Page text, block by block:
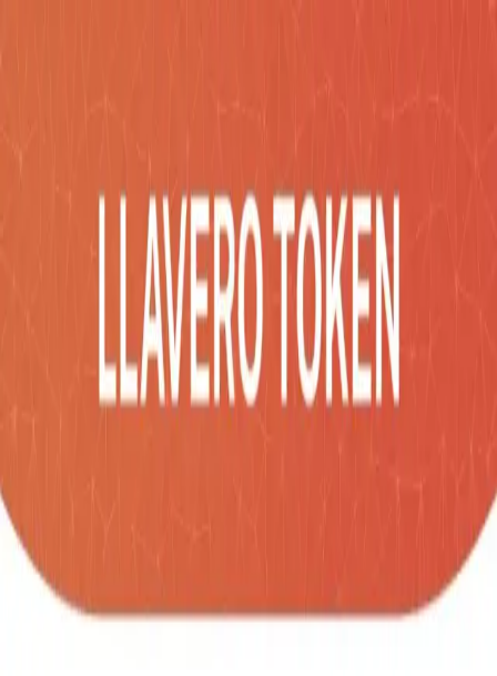
CatálogoDesarrollosBlogEmpresaContacto
COTIZA AHORA
/Llaveros
LLAVERO TOKEN
Llaveros
Práctico y con un toque natural, este llavero
combina un inserto de madera con estructura
metálica y destapador integrado, haciendo de él
un accesorio funcional y con estilo. Su cara de